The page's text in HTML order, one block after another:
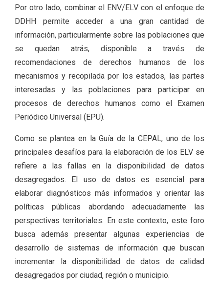
Por otro lado, combinar el ENV/ELV con el enfoque de
DDHH permite acceder a una gran cantidad de
información, particularmente sobre las poblaciones que
se quedan atrás, disponible a través de
recomendaciones de derechos humanos de los
mecanismos y recopilada por los estados, las partes
interesadas y las poblaciones para participar en
procesos de derechos humanos como el Examen
Periódico Universal (EPU).
Como se plantea en la Guía de la CEPAL, uno de los
principales desafíos para la elaboración de los ELV se
refiere a las fallas en la disponibilidad de datos
desagregados. El uso de datos es esencial para
elaborar diagnósticos más informados y orientar las
políticas públicas abordando adecuadamente las
perspectivas territoriales. En este contexto, este foro
busca además presentar algunas experiencias de
desarrollo de sistemas de información que buscan
incrementar la disponibilidad de datos de calidad
desagregados por ciudad, región o municipio.